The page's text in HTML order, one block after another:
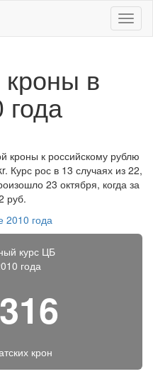
Меню
кроны в
года
кроны к российскому рублю
Курс рос в 13 случаях из 22,
23 октября, когда за
руб.
2010 года
курс ЦБ
года
крон